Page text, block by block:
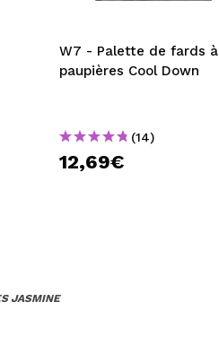
W7 - Palette de fards à
paupières Cool Down
(14)
12,69€
JASMINE